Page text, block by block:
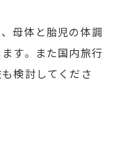
母体と胎児の体調
す。また国内旅行
検討してくださ